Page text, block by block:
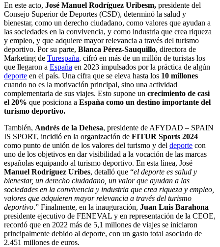
En este acto, José Manuel Rodríguez Uribesm, presidente del
Consejo Superior de Deportes (CSD), determinó la salud y
bienestar, como un derecho ciudadano, como valores que ayudan a
las sociedades en la convivencia, y como industria que crea riqueza
y empleo, y que adquiere mayor relevancia a través del turismo
deportivo. Por su parte, Blanca Pérez-Sauquillo, directora de
Marketing de Turespaña, cifró en más de un millón de turistas los
que llegaron a España en 2023 impulsados por la práctica de algún
deporte en el país. Una cifra que se eleva hasta los 10 millones
cuando no es la motivación principal, sino una actividad
complementaria de sus viajes. Esto supone un crecimiento de casi
el 20% que posiciona a España como un destino importante del
turismo deportivo.
También, Andrés de la Dehesa, presidente de AFYDAD – SPAIN
IS SPORT, incidió en la organización de FITUR Sports 2024
como punto de unión de los valores del turismo y del deporte con
uno de los objetivos en dar visibilidad a la vocación de las marcas
españolas equipando al turismo deportivo. En esta línea, José
Manuel Rodríguez Uribes, detalló que “el deporte es salud y
bienestar, un derecho ciudadano, un valor que ayudan a las
sociedades en la convivencia y industria que crea riqueza y empleo,
valores que adquieren mayor relevancia a través del turismo
deportivo.” Finalmente, en la inauguración, Juan Luis Barahona
presidente ejecutivo de FENEVAL y en representación de la CEOE,
recordó que en 2022 más de 5,1 millones de viajes se iniciaron
principalmente debido al deporte, con un gasto total asociado de
2.451 millones de euros.